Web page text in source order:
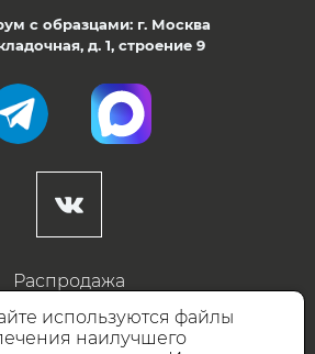
с образцами: г. Москва
д. 1, строение 9
Распродажа
дизайны
Дизайнерам
используются файлы
наилучшего